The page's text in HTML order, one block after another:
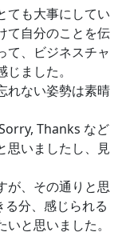
ても大事にしてい
て自分のことを伝
て、ビジネスチャ
ました。
れない姿勢は素晴
Thanks など
思いましたし、見
が、その通りと思
分、感じられる
と思いました。